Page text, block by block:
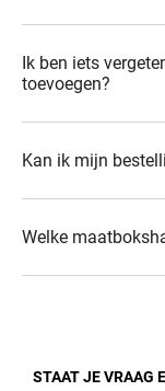
Ik ben iets
toevoegen?
Kan ik mijn
Welke
STAAT JE VRAAG